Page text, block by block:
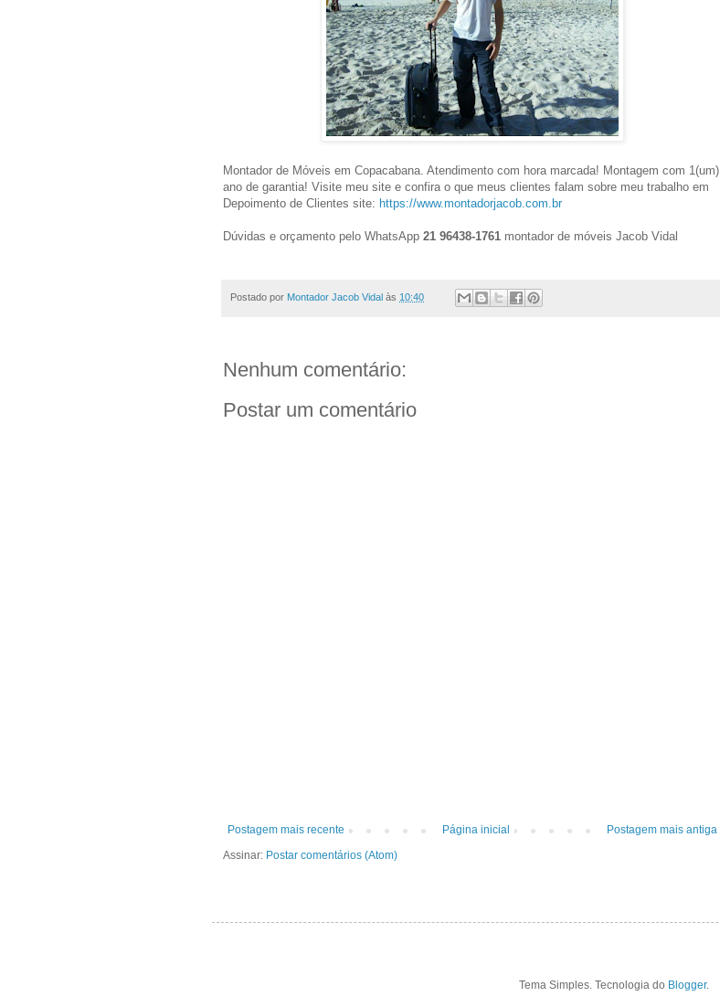
Montador de Móveis em Copacabana. Atendimento com hora marcada! Montagem com 1(um)
ano de garantia! Visite meu site e confira o que meus clientes falam sobre meu trabalho em
Depoimento de Clientes site: https://www.montadorjacob.com.br
Dúvidas e orçamento pelo WhatsApp 21 96438-1761 montador de móveis Jacob Vidal
Postado por Montador Jacob Vidal às 10:40
Nenhum comentário:
Postar um comentário
Postagem mais recente Postagem mais antiga
Página inicial
Assinar: Postar comentários (Atom)
Tema Simples. Tecnologia do Blogger.